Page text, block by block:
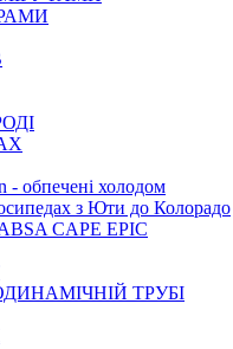
- обпечені холодом
з Юти до Колорадо
CAPE EPIC
ТРУБІ